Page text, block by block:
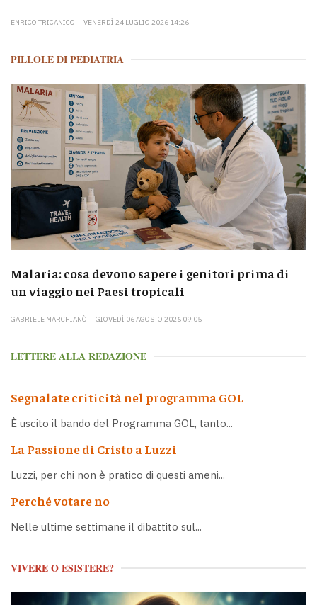
ENRICO TRICANICO VENERDÌ 24 LUGLIO 2026 14:26
PILLOLE DI PEDIATRIA
Malaria: cosa devono sapere i genitori prima di
un viaggio nei Paesi tropicali
GABRIELE MARCHIANÒ GIOVEDÌ 06 AGOSTO 2026 09:05
LETTERE ALLA REDAZIONE
Segnalate criticità nel programma GOL
È uscito il bando del Programma GOL, tanto...
La Passione di Cristo a Luzzi
Luzzi, per chi non è pratico di questi ameni...
Perché votare no
Nelle ultime settimane il dibattito sul...
VIVERE O ESISTERE?